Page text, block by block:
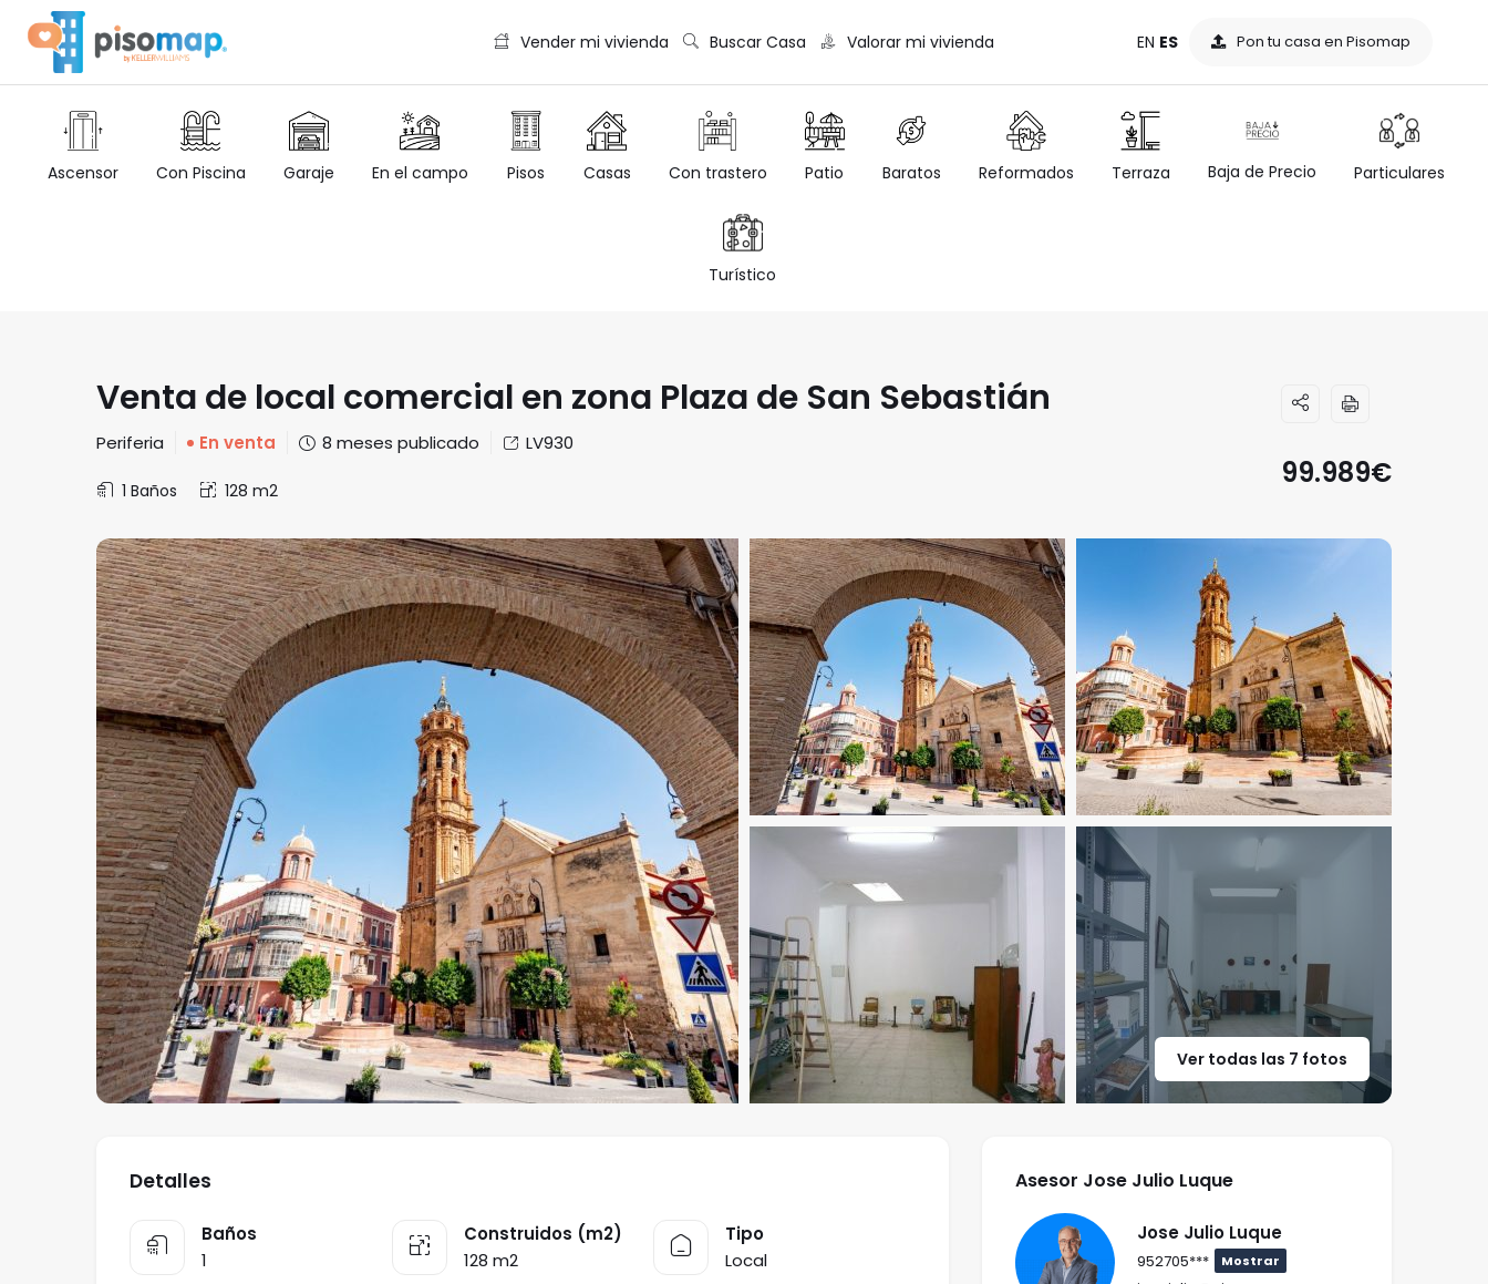
Vender mi vivienda Buscar Casa Valorar mi vivienda EN ES Pon tu casa en Pisomap
Ascensor Con Piscina Garaje En el campo Pisos Casas Con trastero Patio Baratos Reformados Terraza Baja de Precio Particulares
Turístico
Venta de local comercial en zona Plaza de San Sebastián
Periferia En venta 8 meses publicado LV930
1 Baños 128 m2 99.989€
Ver todas las 7 fotos
Detalles
Baños
1
Construidos (m2)
128 m2
Tipo
Local
Asesor Jose Julio Luque
Jose Julio Luque
952705*** Mostrar